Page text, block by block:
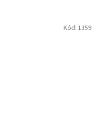
Kód: 1359